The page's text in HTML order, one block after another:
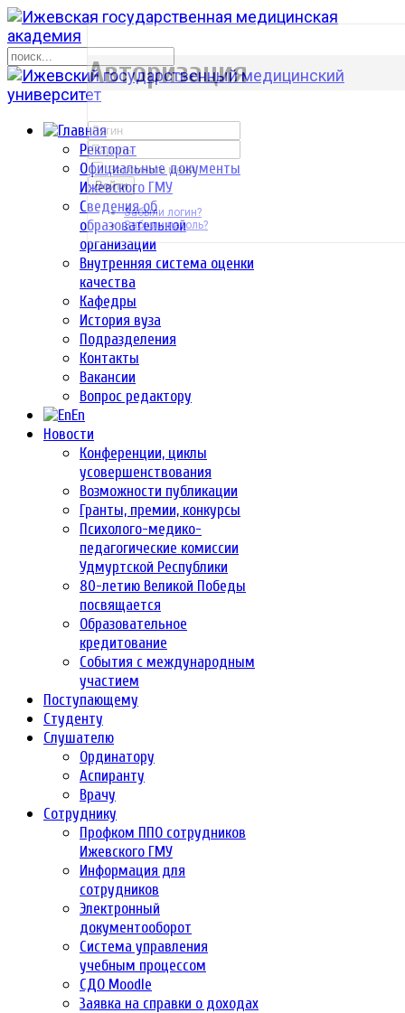
Ректорат
Официальные документы
Ижевского ГМУ
Сведения об
образовательной
организации
Внутренняя система оценки
качества
Кафедры
История вуза
Подразделения
Контакты
Вакансии
Вопрос редактору
En
Новости
Конференции, циклы
усовершенствования
Возможности публикации
Гранты, премии, конкурсы
Психолого-медико-
педагогические комиссии
Удмуртской Республики
80-летию Великой Победы
посвящается
Образовательное
кредитование
События с международным
участием
Поступающему
Студенту
Слушателю
Ординатору
Аспиранту
Врачу
Сотруднику
Профком ППО сотрудников
Ижевского ГМУ
Информация для
сотрудников
Электронный
документооборот
Система управления
учебным процессом
СДО Moodle
Заявка на справки о доходах
р
Авторизация
Запомнить меня
Войти
Забыли логин?
Забыли пароль?